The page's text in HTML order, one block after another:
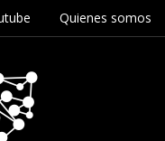
Quienes somos